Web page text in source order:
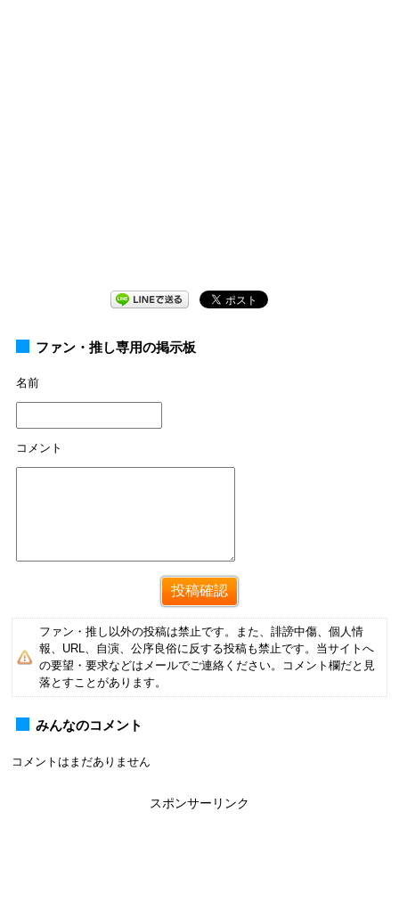
ファン・推し専用の掲示板
名前
コメント
ファン・推し以外の投稿は禁止です。また、誹謗中傷、個人情
報、URL、自演、公序良俗に反する投稿も禁止です。当サイトへ
の要望・要求などはメールでご連絡ください。コメント欄だと見
落とすことがあります。
みんなのコメント
コメントはまだありません
スポンサーリンク